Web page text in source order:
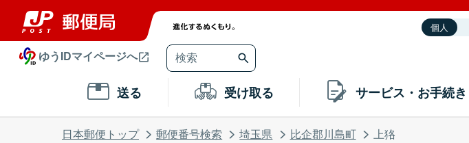
個人
ゆうIDマイページへ
送る 受け取る サービス・お手続き
日本郵便トップ 郵便番号検索 埼玉県 比企郡川島町 上狢